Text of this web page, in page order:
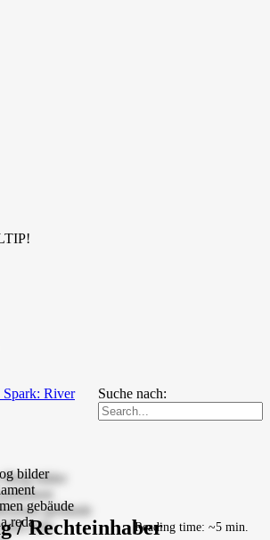
Suche nach:
Spark: River
/ RechteinhaberReading time: ~5 min.